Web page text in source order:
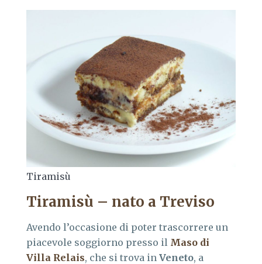
Tiramisù
Tiramisù – nato a Treviso
Avendo l’occasione di poter trascorrere un
piacevole soggiorno presso il Maso di
Villa Relais, che si trova in Veneto, a